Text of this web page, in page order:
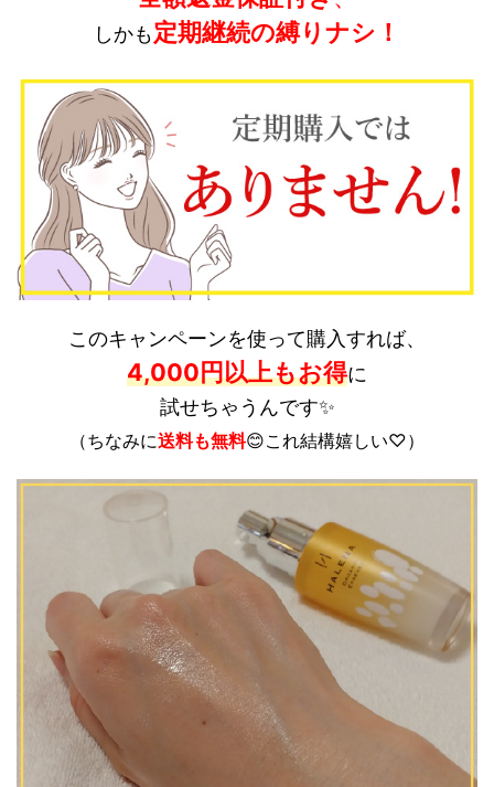
しかも定期継続の縛りナシ！
このキャンペーンを使って購入すれば、
4,000円以上もお得に
試せちゃうんです✨
（ちなみに送料も無料😊これ結構嬉しい♡）